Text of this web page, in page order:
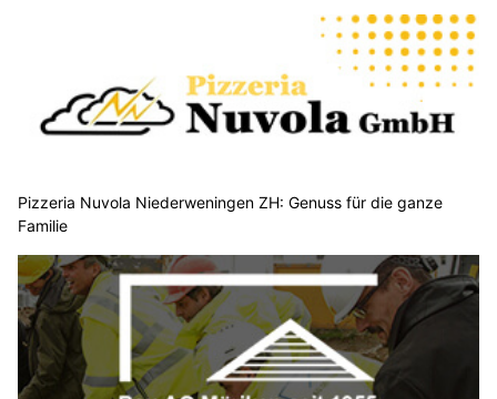
Pizzeria Nuvola Niederweningen ZH: Genuss für die ganze
Familie